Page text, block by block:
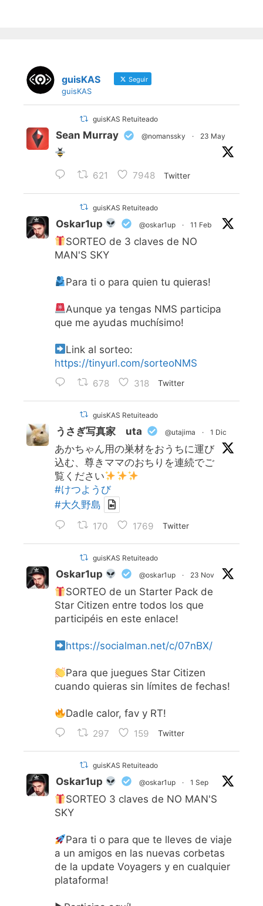
guisKAS Seguir
guisKAS
guisKAS Retuiteado
Sean Murray @nomanssky · 23 May
621 7948 Twitter
guisKAS Retuiteado
Oskar1up @oskar1up · 11 Feb
SORTEO de 3 claves de NO
MAN'S SKY
Para ti o para quien tu quieras!
Aunque ya tengas NMS participa
que me ayudas muchísimo!
Link al sorteo:
https://tinyurl.com/sorteoNMS
678 318 Twitter
guisKAS Retuiteado
うさぎ写真家 uta @utajima · 1 Dic
あかちゃん用の巣材をおうちに運び
込む、尊きママのおちりを連続でご
覧ください
#けつようび
#大久野島
170 1769 Twitter
guisKAS Retuiteado
Oskar1up @oskar1up · 23 Nov
SORTEO de un Starter Pack de
Star Citizen entre todos los que
participéis en este enlace!
https://socialman.net/c/07nBX/
Para que juegues Star Citizen
cuando quieras sin límites de fechas!
Dadle calor, fav y RT!
297 159 Twitter
guisKAS Retuiteado
Oskar1up @oskar1up · 1 Sep
SORTEO 3 claves de NO MAN'S
SKY
Para ti o para que te lleves de viaje
a un amigos en las nuevas corbetas
de la update Voyagers y en cualquier
plataforma!